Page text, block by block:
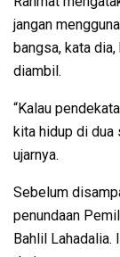
jangan
bangsa, kata
diambil.
“Kalau
kita hidup di dua
ujarnya.
Sebelum
penundaan
Bahlil Lahadalia.